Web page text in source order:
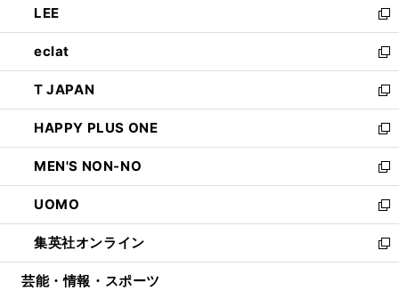
く
で
開
く
ド
ウ
で
開
く
ィ
ン
ド
ウ
で
開
く
い
ウ
ィ
ン
ド
ウ
で
開
く
LEE
新
し
い
ウ
ィ
ン
ド
ウ
で
開
く
eclat
新
し
い
ウ
ィ
ン
ド
ウ
で
開
く
T JAPAN
新
し
い
ウ
ィ
ン
ド
ウ
で
開
HAPPY PLUS ONE
新
し
い
ウ
ィ
ン
ド
ウ
MEN'S NON-NO
新
し
い
ウ
ィ
ン
UOMO
新
し
い
ウ
集英社オンライン
新
し
芸能・情報・スポーツ